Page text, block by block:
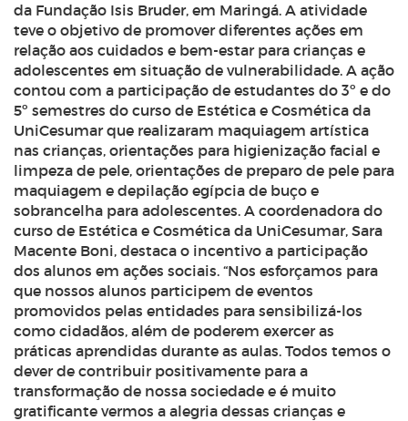
da Fundação Isis Bruder, em Maringá. A atividade
teve o objetivo de promover diferentes ações em
relação aos cuidados e bem-estar para crianças e
adolescentes em situação de vulnerabilidade. A ação
contou com a participação de estudantes do 3º e do
5º semestres do curso de Estética e Cosmética da
UniCesumar que realizaram maquiagem artística
nas crianças, orientações para higienização facial e
limpeza de pele, orientações de preparo de pele para
maquiagem e depilação egípcia de buço e
sobrancelha para adolescentes. A coordenadora do
curso de Estética e Cosmética da UniCesumar, Sara
Macente Boni, destaca o incentivo a participação
dos alunos em ações sociais. “Nos esforçamos para
que nossos alunos participem de eventos
promovidos pelas entidades para sensibilizá-los
como cidadãos, além de poderem exercer as
práticas aprendidas durante as aulas. Todos temos o
dever de contribuir positivamente para a
transformação de nossa sociedade e é muito
gratificante vermos a alegria dessas crianças e